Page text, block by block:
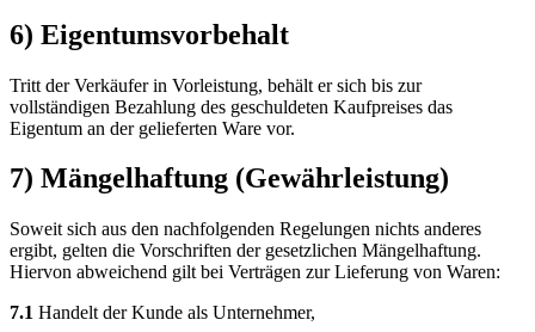
6) Eigentumsvorbehalt
Tritt der Verkäufer in Vorleistung, behält er sich bis zur
vollständigen Bezahlung des geschuldeten Kaufpreises das
Eigentum an der gelieferten Ware vor.
7) Mängelhaftung (Gewährleistung)
Soweit sich aus den nachfolgenden Regelungen nichts anderes
ergibt, gelten die Vorschriften der gesetzlichen Mängelhaftung.
Hiervon abweichend gilt bei Verträgen zur Lieferung von Waren:
7.1 Handelt der Kunde als Unternehmer,